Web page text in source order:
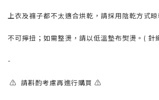
上衣及褲子都不太適合烘乾，請採用陰乾方式晾
不可擰扭；如需整燙，請以低溫墊布熨燙。( 針
-
⚠️ 請斟酌考慮再進行購買 ⚠️